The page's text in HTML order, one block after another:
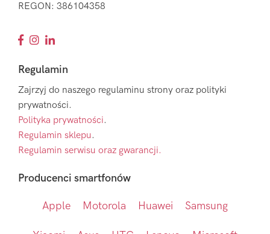
REGON: 386104358
Regulamin
Zajrzyj do naszego regulaminu strony oraz polityki
prywatności.
Polityka prywatności.
Regulamin sklepu.
Regulamin serwisu oraz gwarancji.
Producenci smartfonów
Apple Motorola Huawei Samsung